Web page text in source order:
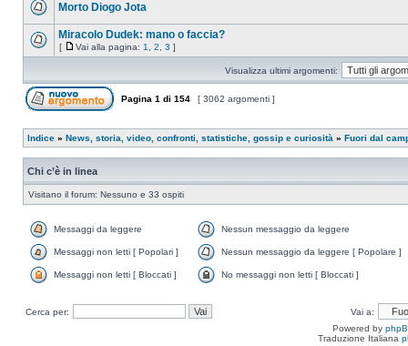
Morto Diogo Jota
Miracolo Dudek: mano o faccia?
[ Vai alla pagina: 1 2 3 ]
Visualizza ultimi argomenti:
Pagina 1 di 154 [ 3062 argomenti ]
Indice » News, storia, video, confronti, statistiche, gossip e curiosità » Fuori dal
Chi c’è in linea
Visitano il forum: Nessuno e 33 ospiti
Messaggi da leggere Nessun messaggio da leggere
Messaggi non letti [ Popolari ] Nessun messaggio da leggere [ Popolare ]
Messaggi non letti [ Bloccati ] No messaggi non letti [ Bloccati ]
Cerca per:
Vai a:
Powered by
Traduzione Italiana